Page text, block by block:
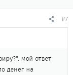
#7
мой ответ
денег на